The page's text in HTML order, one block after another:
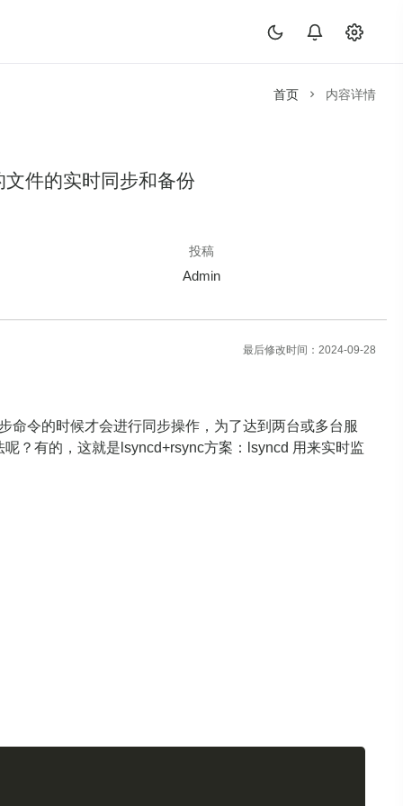
首页 内容详情
件的实时同步和备份
投稿
Admin
最后修改时间：2024-09-28
命令的时候才会进行同步操作，为了达到两台或多台服
？有的，这就是lsyncd+rsync方案：lsyncd 用来实时监